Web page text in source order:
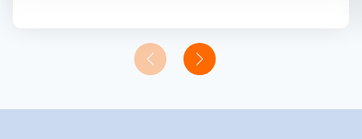
avec d'autres informations que vous leur avez fournies
ou qu'ils ont collectées lors de votre utilisation de leurs